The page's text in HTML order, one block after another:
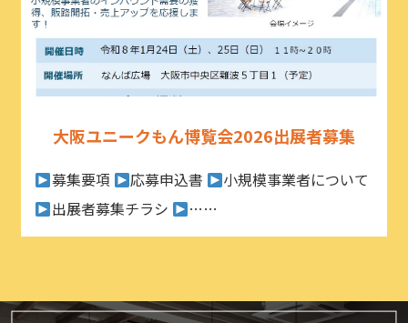
大阪ユニークもん博覧会2026出展者募集
募集要項 応募申込書
小規模事業者について
出展者募集チラシ
……